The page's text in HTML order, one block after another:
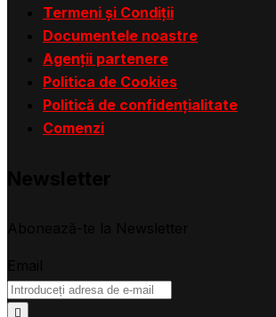
Termeni și Condiții
Documentele noastre
Agenții partenere
Politica de Cookies
Politică de confidențialitate
Comenzi